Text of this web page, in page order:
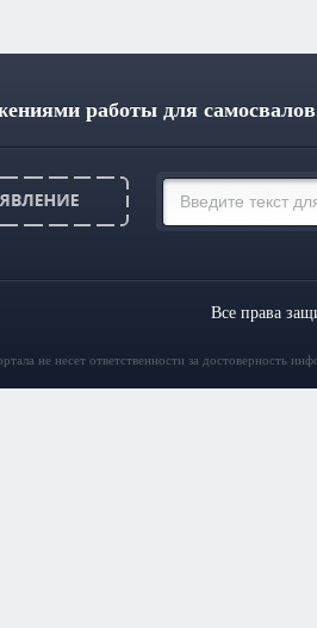
работы для
Все права
не несет ответственности за достоверность